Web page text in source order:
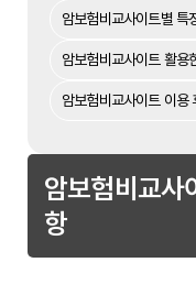
암보험비교사이트별 특
암보험비교사이트 활용
암보험비교사이트 이용
암보험비교사
항